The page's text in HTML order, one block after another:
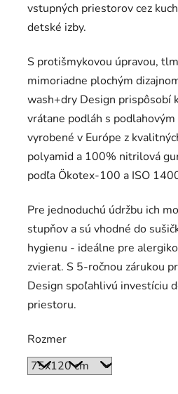
vstupných priestorov cez
detské izby.
S protišmykovou úpravou,
mimoriadne plochým
wash+dry Design prispôsobí
vrátane podláh s
vyrobené v Európe z
polyamid a 100% nitrilová
podľa Ökotex-100 a ISO
Pre jednoduchú údržbu ich
stupňov a sú vhodné do
hygienu - ideálne pre
zvierat. S 5-ročnou zárukou
Design spoľahlivú investíciu
priestoru.
Rozmer